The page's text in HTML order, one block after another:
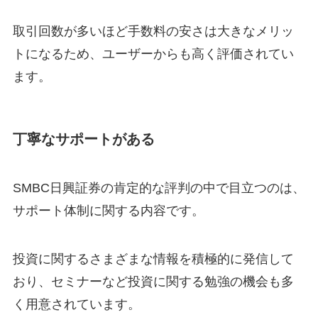
取引回数が多いほど手数料の安さは大きなメリッ
トになるため、ユーザーからも高く評価されてい
ます。
丁寧なサポートがある
SMBC日興証券の肯定的な評判の中で目立つのは、
サポート体制に関する内容です。
投資に関するさまざまな情報を積極的に発信して
おり、セミナーなど投資に関する勉強の機会も多
く用意されています。